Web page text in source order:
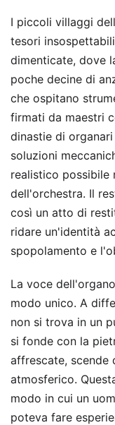
I piccoli villaggi
tesori
dimenticate, dove
poche decine di
che ospitano
firmati da maestri
dinastie di
soluzioni
realistico possibile
dell'orchestra. Il
così un atto di
ridare un'identità
spopolamento e
La voce
modo unico. A
non si trova in un
si fonde con la
affrescate, scende
atmosferico.
modo in cui un
poteva fare